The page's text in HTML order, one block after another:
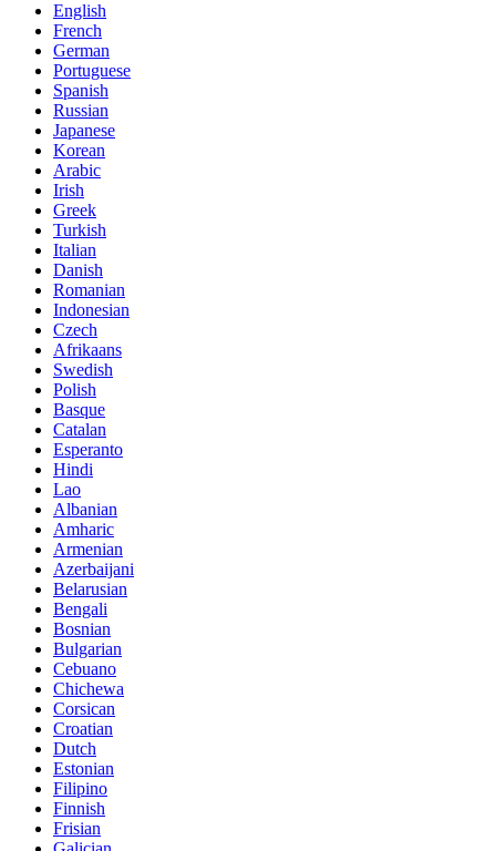
English
French
German
Portuguese
Spanish
Russian
Japanese
Korean
Arabic
Irish
Greek
Turkish
Italian
Danish
Romanian
Indonesian
Czech
Afrikaans
Swedish
Polish
Basque
Catalan
Esperanto
Hindi
Lao
Albanian
Amharic
Armenian
Azerbaijani
Belarusian
Bengali
Bosnian
Bulgarian
Cebuano
Chichewa
Corsican
Croatian
Dutch
Estonian
Filipino
Finnish
Frisian